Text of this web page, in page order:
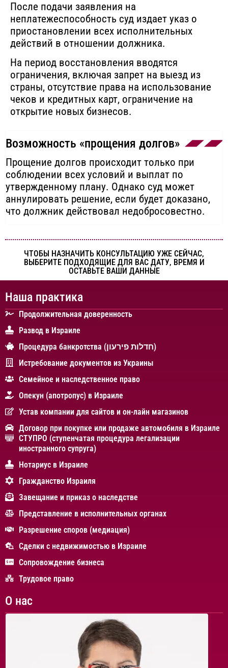
После подачи заявления на
неплатежеспособность суд издает указ о
приостановлении всех исполнительных
действий в отношении должника.
На период восстановления вводятся
ограничения, включая запрет на выезд из
страны, отсутствие права на использование
чеков и кредитных карт, ограничение на
открытие новых бизнесов.
Возможность «прощения долгов»
Прощение долгов происходит только при
соблюдении всех условий и выплат по
утвержденному плану. Однако суд может
аннулировать решение, если будет доказано,
что должник действовал недобросовестно.
ЧТОБЫ НАЗНАЧИТЬ КОНСУЛЬТАЦИЮ УЖЕ СЕЙЧАС,
ВЫБЕРИТЕ ПОДХОДЯЩИЕ ДЛЯ ВАС ДАТУ, ВРЕМЯ И
ОСТАВЬТЕ ВАШИ ДАННЫЕ
Наша практика
Продолжительная доверенность
Развод в Израиле
Процедура банкротства (חדלות פירעון)
Истребование документов из Украины
Cемейное и наследственное право
Опекун (апотропус) в Израиле
Устав компании для сайтов и он-лайн магазинов
Договор при покупке или продаже автомобиля в Израиле
СТУПРО (ступенчатая процедура легализации
иностранного супруга)
Нотариус в Израиле
Гражданство Израиля
Завещание и приказ о наследстве
Представление в исполнительных органах
Разрешение споров (медиация)
Сделки с недвижимостью в Израиле
Сопровождение бизнеса
Трудовое право
О нас